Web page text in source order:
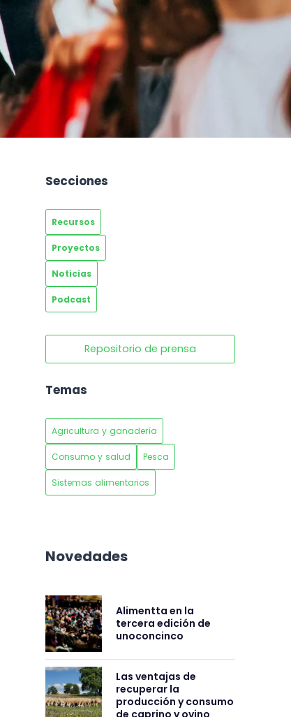
Secciones
Recursos
Proyectos
Noticias
Podcast
Repositorio de prensa
Temas
Agricultura y ganadería
Consumo y salud Pesca
Sistemas alimentarios
Novedades
Alimentta en la
tercera edición de
unoconcinco
Las ventajas de
recuperar la
producción y consumo